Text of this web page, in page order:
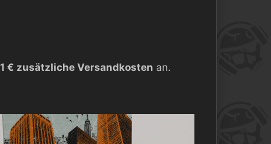
1 € zusätzliche Versandkosten an.